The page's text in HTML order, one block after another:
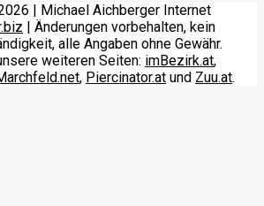
| Michael Aichberger Internet
| Änderungen vorbehalten, kein
alle Angaben ohne Gewähr.
weiteren Seiten: imBezirk.at,
, Piercinator.at und Zuu.at.